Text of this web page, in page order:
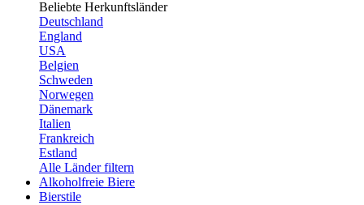
Beliebte Herkunftsländer
Deutschland
England
USA
Belgien
Schweden
Norwegen
Dänemark
Italien
Frankreich
Estland
Alle Länder filtern
Alkoholfreie Biere
Bierstile